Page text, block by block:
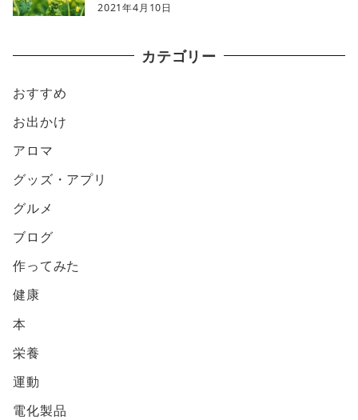
2021年4月10日
カテゴリー
おすすめ
お出かけ
アロマ
グッズ・アプリ
グルメ
ブログ
作ってみた
健康
本
栄養
運動
電化製品